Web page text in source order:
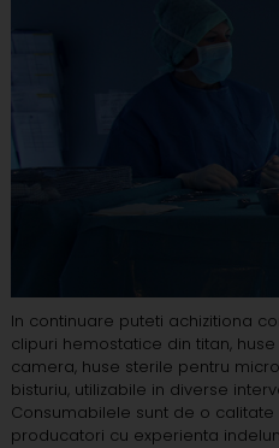
In continuare puteti achizitiona
clipuri hemostatice din titan,
camera, huse sterile pentru
bisturiu, utilizabile in diverse
Consumabilele sunt de o
producatori cu experienta